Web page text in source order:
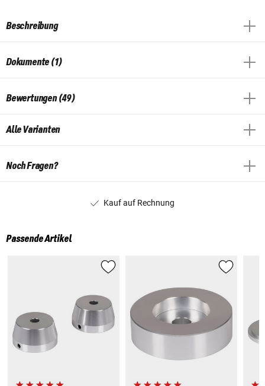
Beschreibung
Dokumente (1)
Bewertungen (49)
Alle Varianten
Noch Fragen?
Kauf auf Rechnung
Passende Artikel